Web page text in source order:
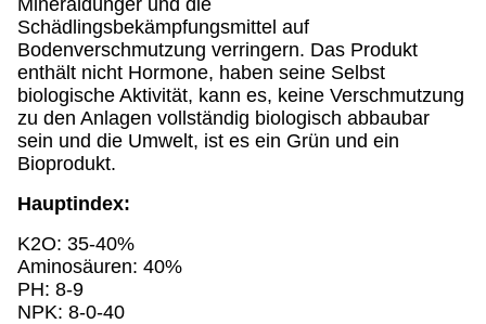
Mineraldünger und die
Schädlingsbekämpfungsmittel auf
Bodenverschmutzung verringern. Das Produkt
enthält nicht Hormone, haben seine Selbst
biologische Aktivität, kann es, keine Verschmutzung
zu den Anlagen vollständig biologisch abbaubar
sein und die Umwelt, ist es ein Grün und ein
Bioprodukt.
Hauptindex:
K2O: 35-40%
Aminosäuren: 40%
PH: 8-9
NPK: 8-0-40